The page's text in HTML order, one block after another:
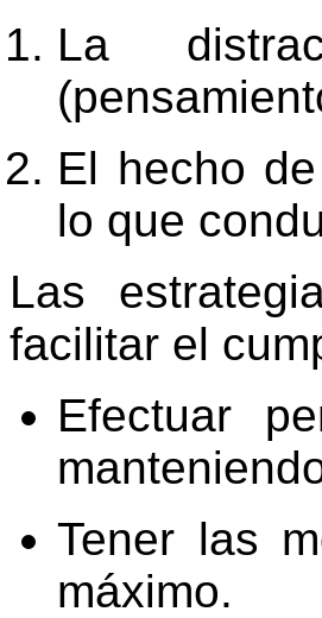
La
El hecho
lo que
Las
facilitar el
Efectuar
Tener las
máximo.